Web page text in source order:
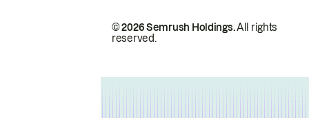
© 2026 Semrush Holdings.All rights
reserved.